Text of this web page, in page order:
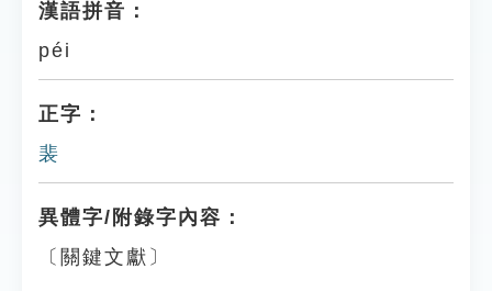
漢語拼音：
péi
正字：
裴
異體字/附錄字內容：
〔關鍵文獻〕